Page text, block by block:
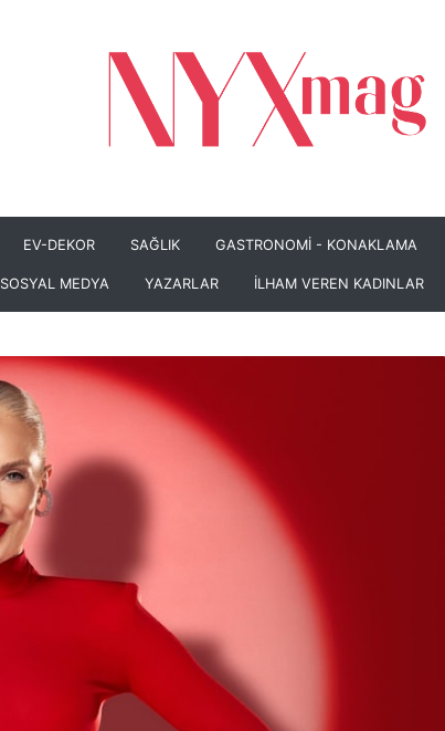
EV-DEKOR SAĞLIK GASTRONOMİ - KONAKLAMA
SOSYAL MEDYA YAZARLAR İLHAM VEREN KADINLAR